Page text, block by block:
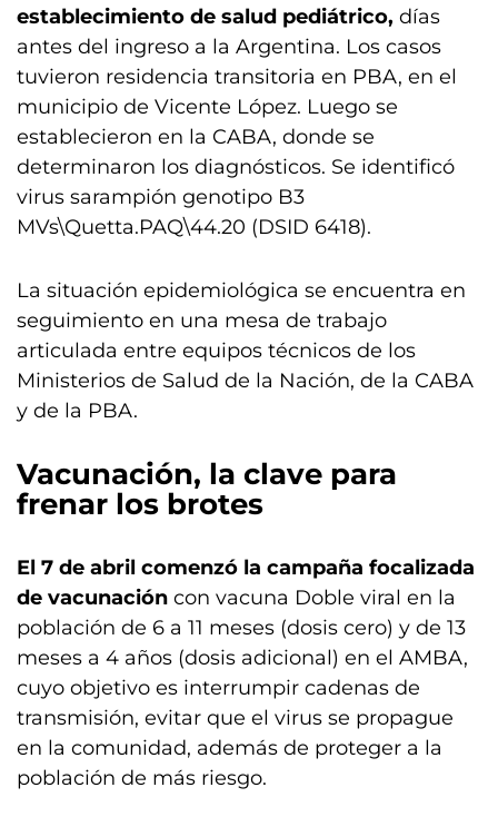
establecimiento de salud pediátrico, días
antes del ingreso a la Argentina. Los casos
tuvieron residencia transitoria en PBA, en el
municipio de Vicente López. Luego se
establecieron en la CABA, donde se
determinaron los diagnósticos. Se identificó
virus sarampión genotipo B3
MVs\Quetta.PAQ\44.20 (DSID 6418).
La situación epidemiológica se encuentra en
seguimiento en una mesa de trabajo
articulada entre equipos técnicos de los
Ministerios de Salud de la Nación, de la CABA
y de la PBA.
Vacunación, la clave para
frenar los brotes
El 7 de abril comenzó la campaña focalizada
de vacunación con vacuna Doble viral en la
población de 6 a 11 meses (dosis cero) y de 13
meses a 4 años (dosis adicional) en el AMBA,
cuyo objetivo es interrumpir cadenas de
transmisión, evitar que el virus se propague
en la comunidad, además de proteger a la
población de más riesgo.